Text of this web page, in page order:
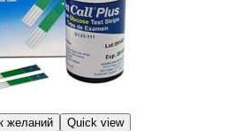
желаний Quick view